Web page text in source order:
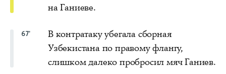
на Ганиеве.
67'
В контратаку убегала сборная
Узбекистана по правому флангу,
слишком далеко пробросил мяч Ганиев.